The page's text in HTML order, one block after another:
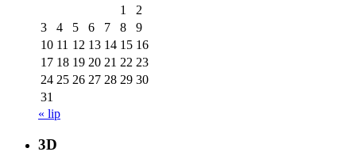
1
2
3
4 5 6 7 8
9
10 11 12 13 14 15 16
17 18 19 20 21 22 23
24 25 26 27 28 29 30
31
« lip
3D